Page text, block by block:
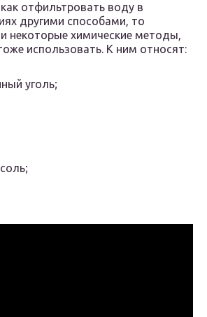
отфильтровать воду в
другими способами, то
некоторые химические методы,
использовать. К ним относят:
уголь;